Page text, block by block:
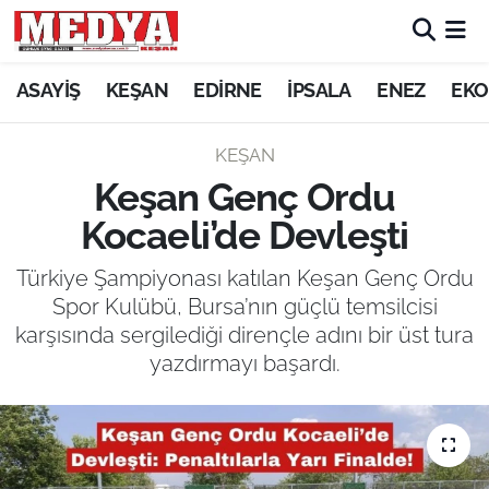
ASAYİŞ KEŞAN EDİRNE İPSALA ENEZ
KEŞAN
Keşan Genç Ordu
Kocaeli’de Devleşti
Türkiye Şampiyonası katılan Keşan Genç Ordu
Spor Kulübü, Bursa’nın güçlü temsilcisi
karşısında sergilediği dirençle adını bir üst tura
yazdırmayı başardı.
KEŞAN
ASAYİŞ
SİYASET
GÜNDEM
SAĞLIK
EĞİTİM